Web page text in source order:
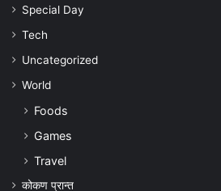
Special Day
Tech
Uncategorized
World
Foods
Games
Travel
कोकण प्रान्त